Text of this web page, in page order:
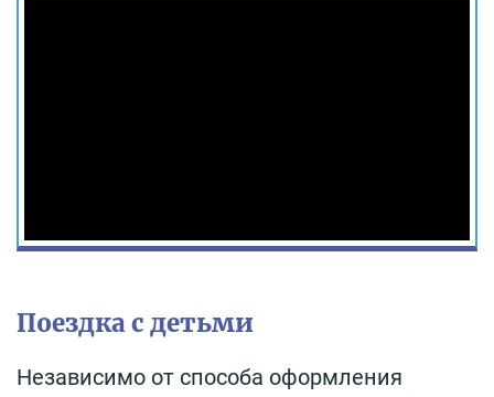
Поездка с детьми
Независимо от способа оформления